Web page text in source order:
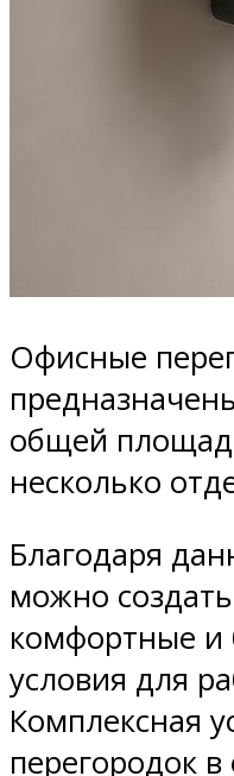
Офисные
общей
несколько
Благодаря
можно
комфортные и
условия для
Комплексная
перегородок